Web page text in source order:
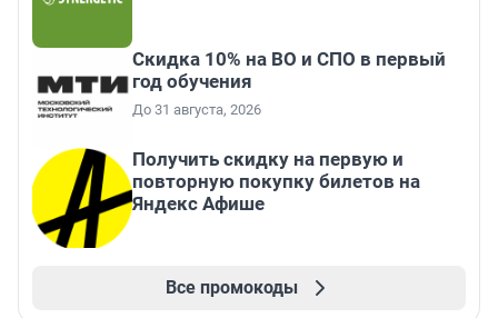
Скидка 10% на ВО и СПО в первый
год обучения
До 31 августа, 2026
Получить скидку на первую и
повторную покупку билетов на
Яндекс Афише
Все промокоды